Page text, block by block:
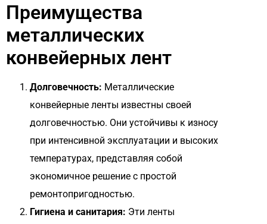
Преимущества
металлических
конвейерных лент
Долговечность: Металлические
конвейерные ленты известны своей
долговечностью. Они устойчивы к износу
при интенсивной эксплуатации и высоких
температурах, представляя собой
экономичное решение с простой
ремонтопригодностью.
Гигиена и санитария: Эти ленты